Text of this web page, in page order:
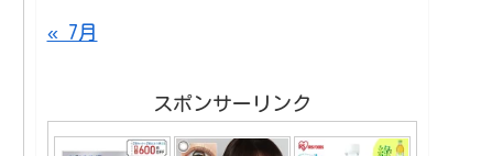
« 7月
スポンサーリンク